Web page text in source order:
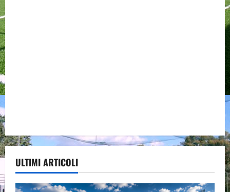
ULTIMI ARTICOLI